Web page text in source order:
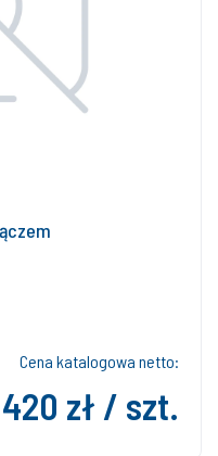
Cena katalogowa netto:
420 zł / szt.